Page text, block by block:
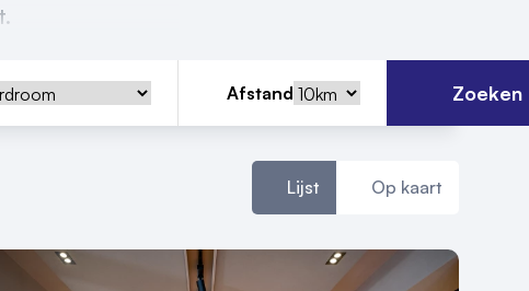
Afstand Zoeken
Lijst Op kaart